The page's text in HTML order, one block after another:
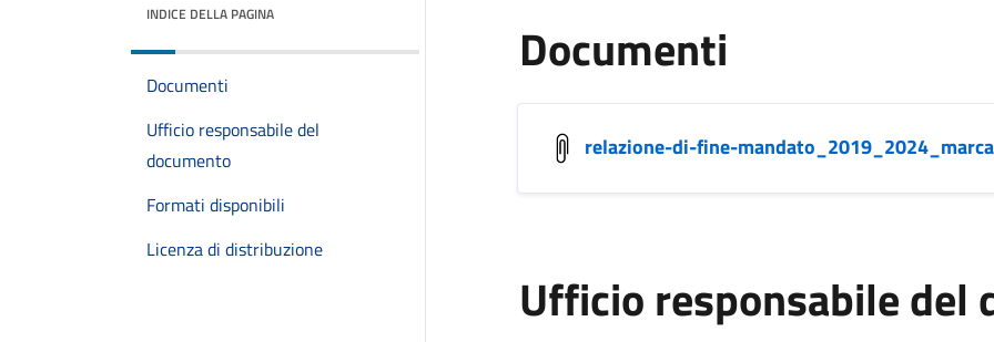
INDICE DELLA PAGINA
Documenti
Ufficio responsabile del
documento
Formati disponibili
Licenza di distribuzione
Documenti
relazione-di-fine-
Ufficio responsabile del